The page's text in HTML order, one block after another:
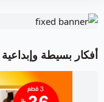
أفكار بسيطة وإبداعية